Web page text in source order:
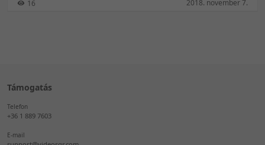
16 2018. november 7.
Támogatás
Telefon
+36 1 889 7603
E-mail